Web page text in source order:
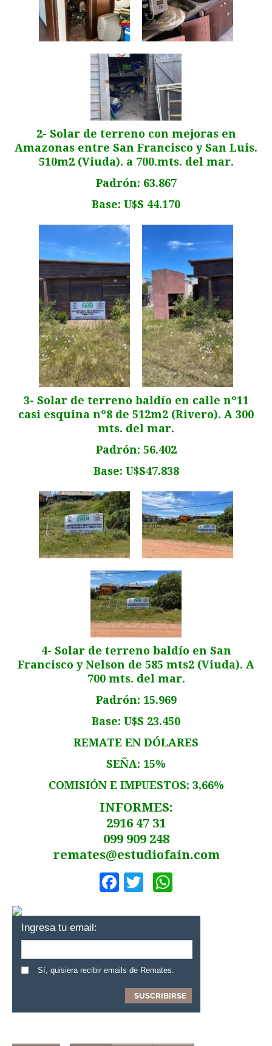
2- Solar de terreno con mejoras en
Amazonas entre San Francisco y San Luis.
510m2 (Viuda). a 700.mts. del mar.
Padrón: 63.867
Base: U$S 44.170
3- Solar de terreno baldío en calle nº11
casi esquina nº8 de 512m2 (Rivero). A 300
mts. del mar.
Padrón: 56.402
Base: U$S47.838
4- Solar de terreno baldío en San
Francisco y Nelson de 585 mts2 (Viuda). A
700 mts. del mar.
Padrón: 15.969
Base: U$S 23.450
REMATE EN DÓLARES
SEÑA: 15%
COMISIÓN E IMPUESTOS: 3,66%
INFORMES:
2916 47 31
099 909 248
remates@estudiofain.com
Facebook
Twitter
Ingresa tu email:
Sí, quisiera recibir emails de Remates.